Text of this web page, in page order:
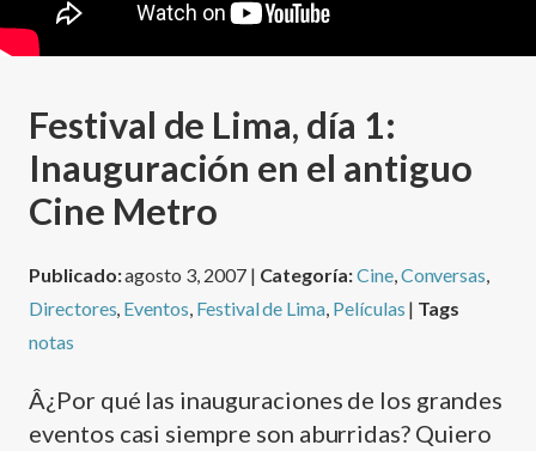
Festival de Lima, dí­a 1:
Inauguración en el antiguo
Cine Metro
Publicado:agosto 3, 2007 | Categoría:Cine, Conversas
Directores Eventos Festival de Lima Películas | Tags
notas
Â¿Por qué las inauguraciones de los grandes
eventos casi siempre son aburridas? Quiero